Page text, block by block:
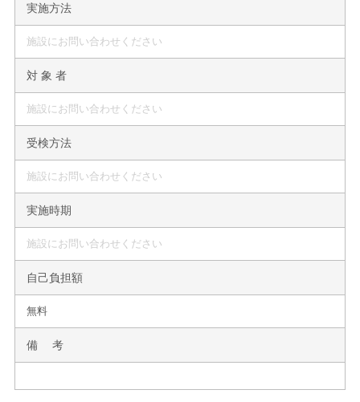
実施方法
施設にお問い合わせください
対 象 者
施設にお問い合わせください
受検方法
施設にお問い合わせください
実施時期
施設にお問い合わせください
自己負担額
無料
備 考